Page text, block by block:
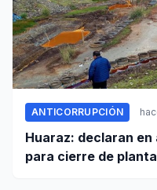
ANTICORRUPCIÓN
Huaraz: declaran
para cierre de